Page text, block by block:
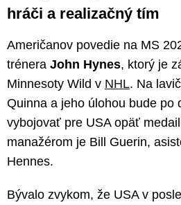
hráči a realizačný tím
Američanov povedie na MS
trénera John Hynes, ktorý je
Minnesoty Wild v NHL. Na
Quinna a jeho úlohou bude po
vybojovať pre USA opäť
manažérom je Bill Guerin,
Hennes.
Bývalo zvykom, že USA v